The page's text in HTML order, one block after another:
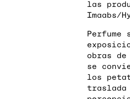
las
Imaabs/
obras
se
los
traslada